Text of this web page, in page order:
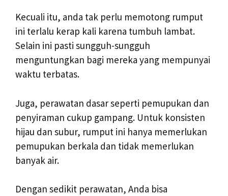
Kecuali itu, anda tak perlu memotong rumput
ini terlalu kerap kali karena tumbuh lambat.
Selain ini pasti sungguh-sungguh
menguntungkan bagi mereka yang mempunyai
waktu terbatas.
Juga, perawatan dasar seperti pemupukan dan
penyiraman cukup gampang. Untuk konsisten
hijau dan subur, rumput ini hanya memerlukan
pemupukan berkala dan tidak memerlukan
banyak air.
Dengan sedikit perawatan, Anda bisa